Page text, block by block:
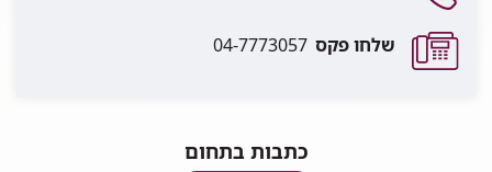
שלחו פקס 04-7773057
כתבות בתחום